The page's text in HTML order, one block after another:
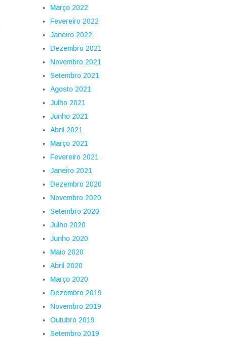
Março 2022
Fevereiro 2022
Janeiro 2022
Dezembro 2021
Novembro 2021
Setembro 2021
Agosto 2021
Julho 2021
Junho 2021
Abril 2021
Março 2021
Fevereiro 2021
Janeiro 2021
Dezembro 2020
Novembro 2020
Setembro 2020
Julho 2020
Junho 2020
Maio 2020
Abril 2020
Março 2020
Dezembro 2019
Novembro 2019
Outubro 2019
Setembro 2019